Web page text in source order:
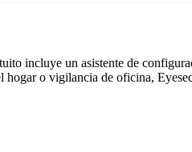
incluye un asistente de
o vigilancia de oficina,